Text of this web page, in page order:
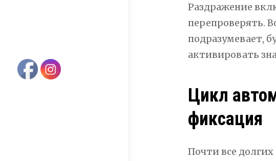
Раздражение
перепроверять.
подразумевает,
активировать
Цикл
фиксация
Почти все долгих